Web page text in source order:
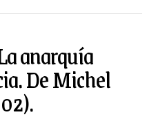
anarquía
De Michel